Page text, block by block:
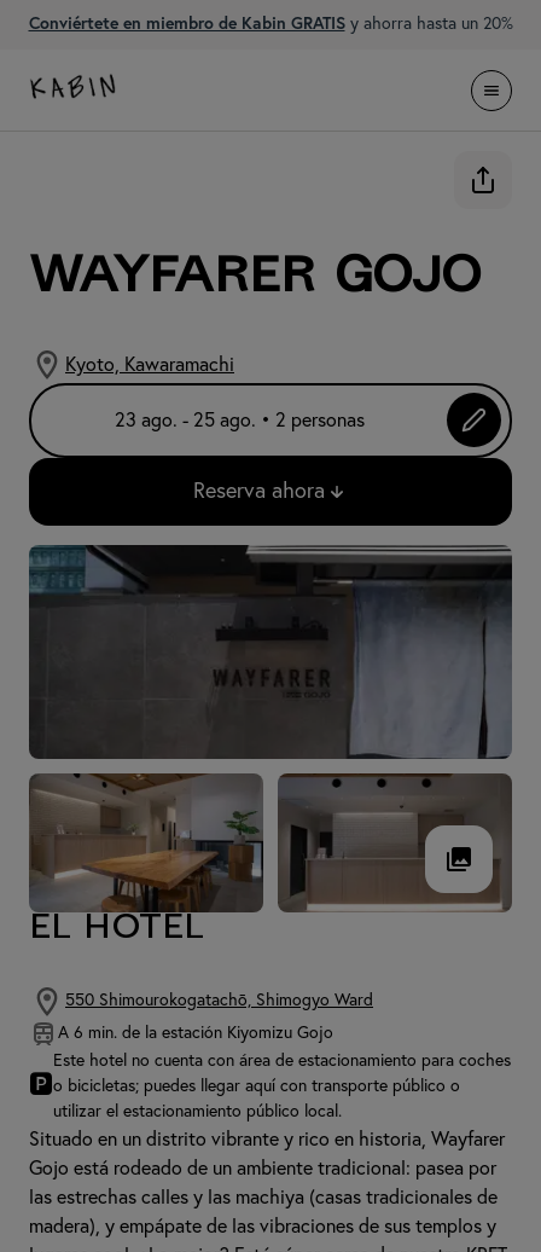
Conviértete en miembro de Kabin GRATIS y ahorra hasta un 20%
WAYFARER Gojo
Kyoto, Kawaramachi
23 ago. - 25 ago. • 2 personas
Reserva ahora
EL HOTEL
550 Shimourokogatachō, Shimogyo Ward
A 6 min. de la estación Kiyomizu Gojo
🅿
Este hotel no cuenta con área de estacionamiento para coches
o bicicletas; puedes llegar aquí con transporte público o
utilizar el estacionamiento público local.
Situado en un distrito vibrante y rico en historia, Wayfarer
Gojo está rodeado de un ambiente tradicional: pasea por
las estrechas calles y las machiya (casas tradicionales de
madera), y empápate de las vibraciones de sus templos y